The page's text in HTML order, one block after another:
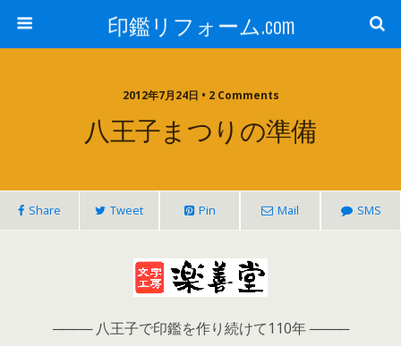
印鑑リフォーム.com
2012年7月24日 • 2 Comments
八王子まつりの準備
Share Tweet Pin Mail SMS
──── 八王子で印鑑を作り続けて110年 ────